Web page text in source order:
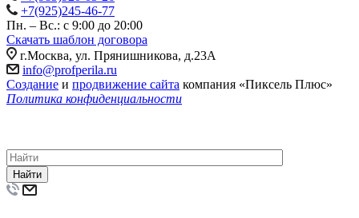
+7(925)245-46-77
Пн. – Вс.: с 9:00 до 20:00
Скачать шаблон договора
г.Москва, ул. Прянишникова, д.23А
info@profperila.ru
Создание и продвижение сайта компания «Пиксель Плюс»
Политика конфиденциальности
Найти